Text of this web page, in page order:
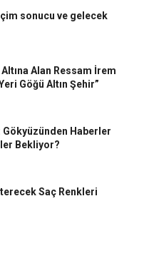
sonucu ve gelecek
Alan Ressam İrem
Göğü Altın Şehir”
Haberler
Bekliyor?
Saç Renkleri